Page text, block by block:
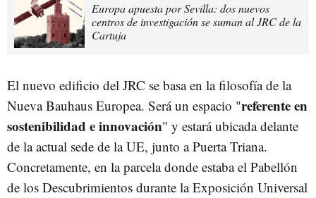
Europa apuesta por Sevilla: dos nuevos
centros de investigación se suman al JRC de la
Cartuja
El nuevo edificio del JRC se basa en la filosofía de la
Nueva Bauhaus Europea. Será un espacio "referente en
sostenibilidad e innovación" y estará ubicada delante
de la actual sede de la UE, junto a Puerta Triana.
Concretamente, en la parcela donde estaba el Pabellón
de los Descubrimientos durante la Exposición Universal